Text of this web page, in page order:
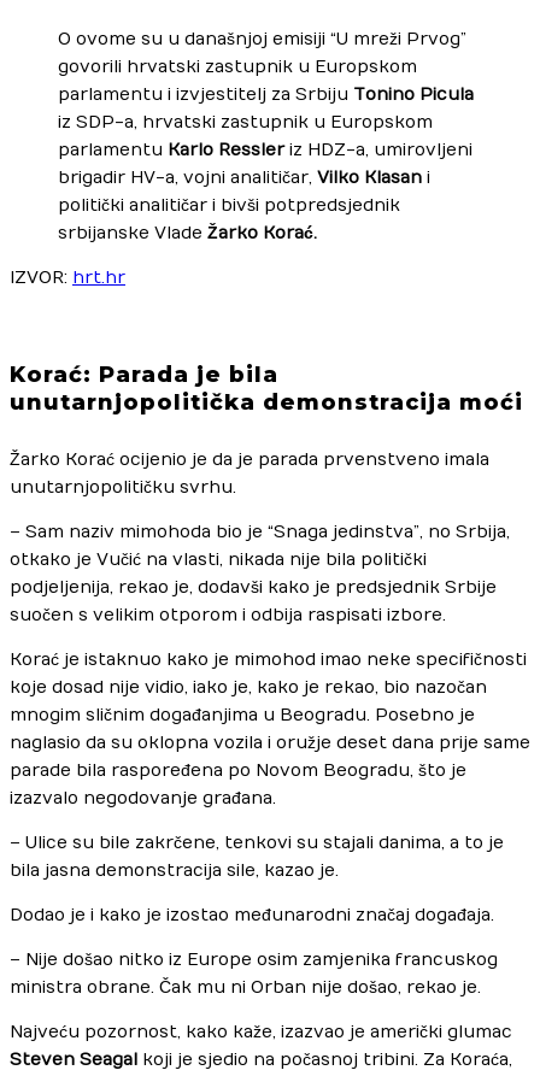
O ovome su u današnjoj emisiji “U mreži Prvog”
govorili hrvatski zastupnik u Europskom
parlamentu i izvjestitelj za Srbiju Tonino Picula
iz SDP-a, hrvatski zastupnik u Europskom
parlamentu Karlo Ressleriz HDZ-a, umirovljeni
brigadir HV-a, vojni analitičar, Vilko Klasan i
politički analitičar i bivši potpredsjednik
srbijanske Vlade Žarko Korać.
IZVOR: hrt.hr
Korać: Parada je bila
unutarnjopolitička demonstracija moći
Žarko Korać ocijenio je da je parada prvenstveno imala
unutarnjopolitičku svrhu.
– Sam naziv mimohoda bio je “Snaga jedinstva”, no Srbija,
otkako je Vučić na vlasti, nikada nije bila politički
podjeljenija, rekao je, dodavši kako je predsjednik Srbije
suočen s velikim otporom i odbija raspisati izbore.
Korać je istaknuo kako je mimohod imao neke specifičnosti
koje dosad nije vidio, iako je, kako je rekao, bio nazočan
mnogim sličnim događanjima u Beogradu. Posebno je
naglasio da su oklopna vozila i oružje deset dana prije same
parade bila raspoređena po Novom Beogradu, što je
izazvalo negodovanje građana.
– Ulice su bile zakrčene, tenkovi su stajali danima, a to je
bila jasna demonstracija sile, kazao je.
Dodao je i kako je izostao međunarodni značaj događaja.
– Nije došao nitko iz Europe osim zamjenika francuskog
ministra obrane. Čak mu ni Orban nije došao, rekao je.
Najveću pozornost, kako kaže, izazvao je američki glumac
Steven Seagal koji je sjedio na počasnoj tribini. Za Koraća,